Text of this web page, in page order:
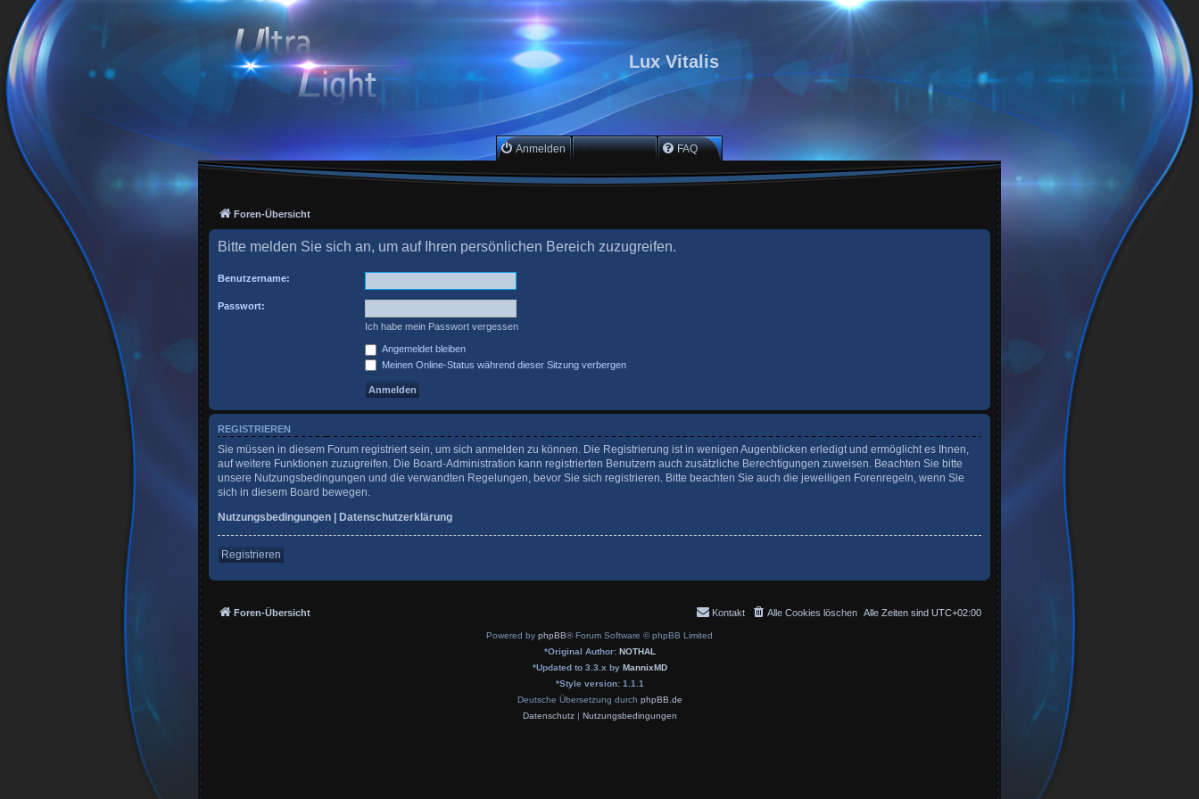
Lux Vitalis
Anmelden Registrieren FAQ
Foren-Übersicht
Bitte melden Sie sich an, um auf Ihren persönlichen Bereich zuzugreifen.
Benutzername:
Passwort:
Ich habe mein Passwort vergessen
Angemeldet bleiben
Meinen Online-Status während dieser Sitzung verbergen
REGISTRIEREN
Sie müssen in diesem Forum registriert sein, um sich anmelden zu können. Die Registrierung ist in wenigen Augenblicken erledigt und ermöglicht es Ihnen,
auf weitere Funktionen zuzugreifen. Die Board-Administration kann registrierten Benutzern auch zusätzliche Berechtigungen zuweisen. Beachten Sie bitte
unsere Nutzungsbedingungen und die verwandten Regelungen, bevor Sie sich registrieren. Bitte beachten Sie auch die jeweiligen Forenregeln, wenn Sie
sich in diesem Board bewegen.
Nutzungsbedingungen | Datenschutzerklärung
Registrieren
Foren-Übersicht Alle Zeiten sind UTC+02:00
Alle Cookies löschen
Kontakt
Powered by phpBB® Forum Software © phpBB Limited
*Original Author: NOTHAL
*Updated to 3.3.x by MannixMD
*Style version: 1.1.1
Deutsche Übersetzung durch phpBB.de
Datenschutz| Nutzungsbedingungen